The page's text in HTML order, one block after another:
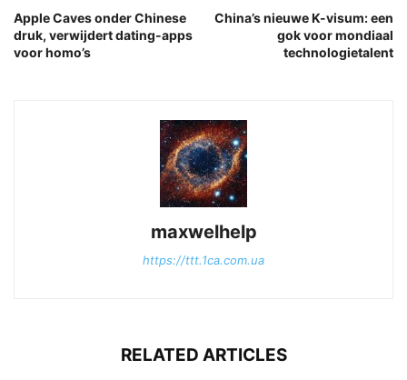
Apple Caves onder Chinese
druk, verwijdert dating-apps
voor homo’s
China’s nieuwe K-visum: een
gok voor mondiaal
technologietalent
maxwelhelp
https://ttt.1ca.com.ua
RELATED ARTICLES